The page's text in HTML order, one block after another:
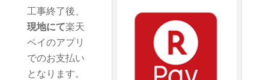
工事終了後、
現地にて楽天
ペイのアプリ
でのお支払い
となります。